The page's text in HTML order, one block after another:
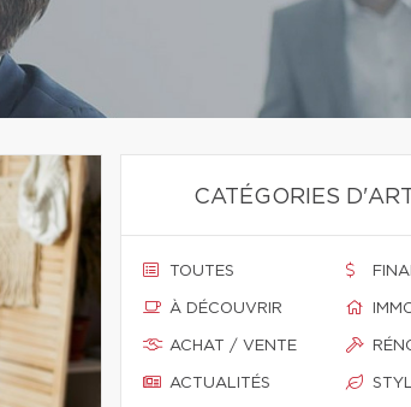
CATÉGORIES
TOUTES
À DÉCOUVRIR
ACHAT / VENTE
ACTUALITÉS